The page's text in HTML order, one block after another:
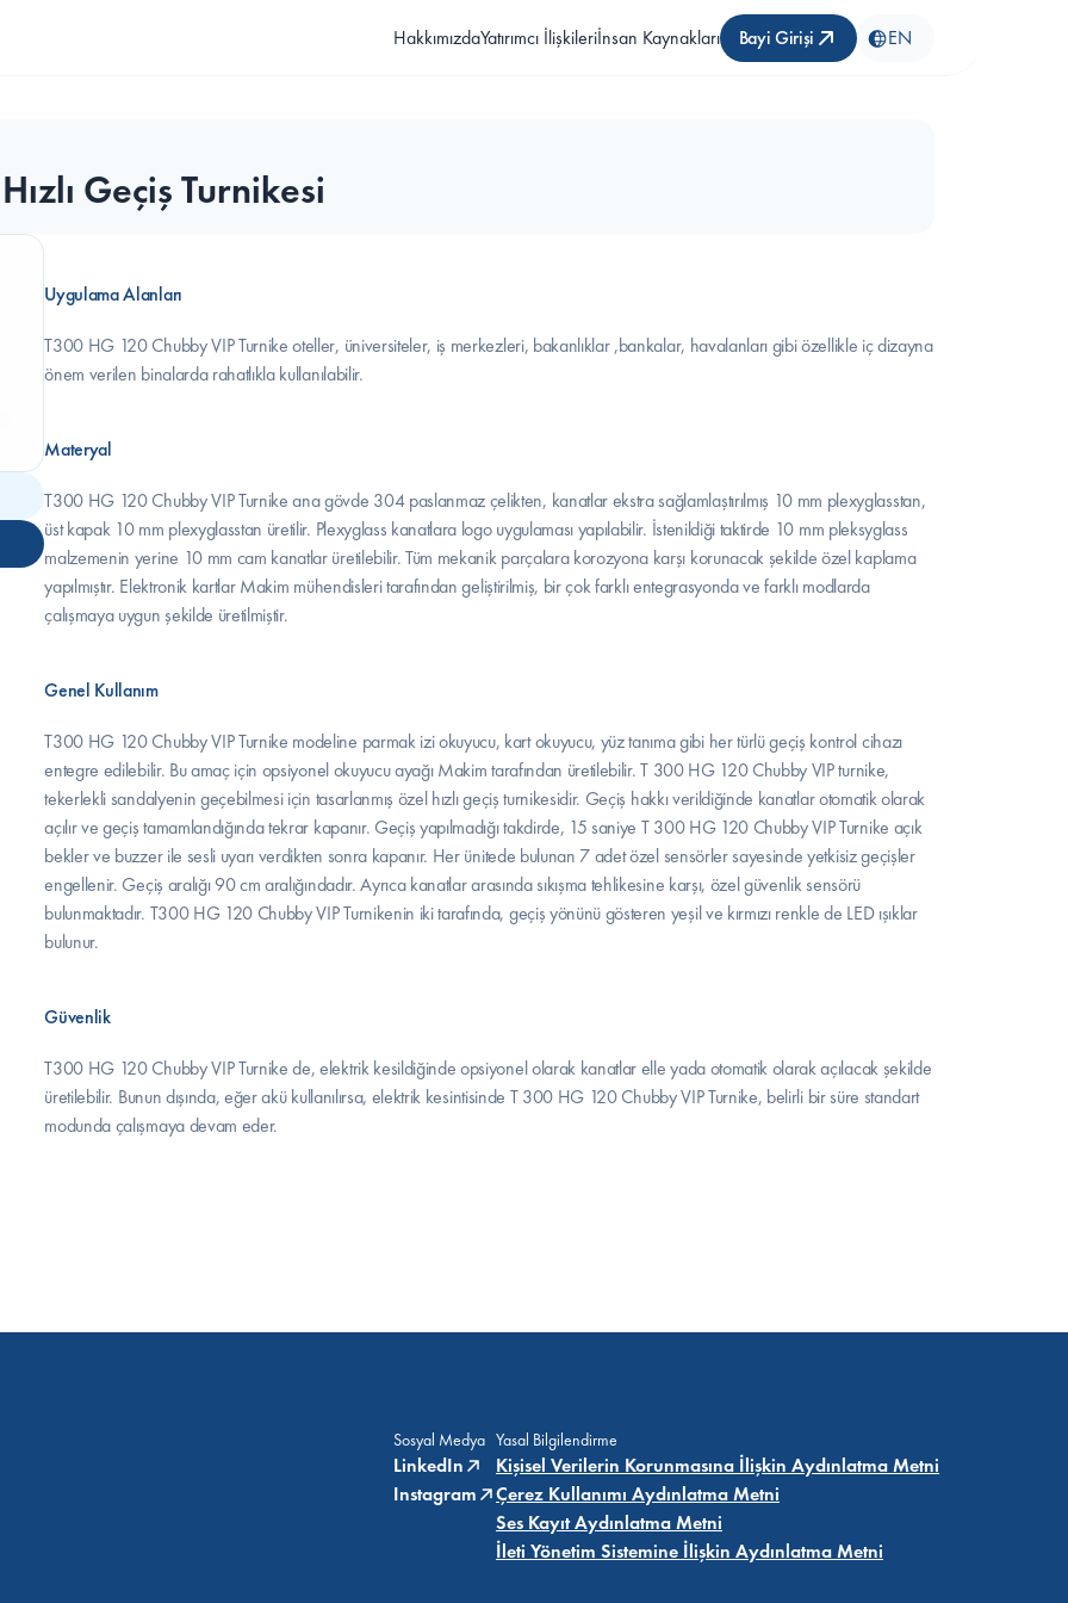
HakkımızdaYatırımcı İlişkileriİnsan Kaynakları Bayi Girişi EN
Geçiş Turnikesi
Uygulama Alanları
T300 HG 120 Chubby VIP Turnike oteller, üniversiteler, iş merkezleri, bakanlıklar ,bankalar, havalanları gibi özellikle iç dizayna
önem verilen binalarda rahatlıkla kullanılabilir.
Materyal
T300 HG 120 Chubby VIP Turnike ana gövde 304 paslanmaz çelikten, kanatlar ekstra sağlamlaştırılmış 10 mm plexyglasstan,
üst kapak 10 mm plexyglasstan üretilir. Plexyglass kanatlara logo uygulaması yapılabilir. İstenildiği taktirde 10 mm pleksyglass
malzemenin yerine 10 mm cam kanatlar üretilebilir. Tüm mekanik parçalara korozyona karşı korunacak şekilde özel kaplama
yapılmıştır. Elektronik kartlar Makim mühendisleri tarafından geliştirilmiş, bir çok farklı entegrasyonda ve farklı modlarda
çalışmaya uygun şekilde üretilmiştir.
Genel Kullanım
T300 HG 120 Chubby VIP Turnike modeline parmak izi okuyucu, kart okuyucu, yüz tanıma gibi her türlü geçiş kontrol cihazı
entegre edilebilir. Bu amaç için opsiyonel okuyucu ayağı Makim tarafından üretilebilir. T 300 HG 120 Chubby VIP turnike,
tekerlekli sandalyenin geçebilmesi için tasarlanmış özel hızlı geçiş turnikesidir. Geçiş hakkı verildiğinde kanatlar otomatik olarak
açılır ve geçiş tamamlandığında tekrar kapanır. Geçiş yapılmadığı takdirde, 15 saniye T 300 HG 120 Chubby VIP Turnike açık
bekler ve buzzer ile sesli uyarı verdikten sonra kapanır. Her ünitede bulunan 7 adet özel sensörler sayesinde yetkisiz geçişler
engellenir. Geçiş aralığı 90 cm aralığındadır. Ayrıca kanatlar arasında sıkışma tehlikesine karşı, özel güvenlik sensörü
bulunmaktadır. T300 HG 120 Chubby VIP Turnikenin iki tarafında, geçiş yönünü gösteren yeşil ve kırmızı renkle de LED ışıklar
bulunur.
Güvenlik
T300 HG 120 Chubby VIP Turnike de, elektrik kesildiğinde opsiyonel olarak kanatlar elle yada otomatik olarak açılacak şekilde
üretilebilir. Bunun dışında, eğer akü kullanılırsa, elektrik kesintisinde T 300 HG 120 Chubby VIP Turnike, belirli bir süre standart
modunda çalışmaya devam eder.
Sosyal Medya
LinkedIn
Instagram
Yasal Bilgilendirme
Kişisel Verilerin Korunmasına İlişkin Aydınlatma Metni
Çerez Kullanımı Aydınlatma Metni
Ses Kayıt Aydınlatma Metni
İleti Yönetim Sistemine İlişkin Aydınlatma Metni